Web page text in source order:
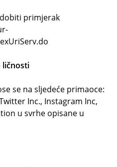
primjerak
ličnosti
se na sljedeće primaoce:
Inc., Instagram Inc,
u svrhe opisane u